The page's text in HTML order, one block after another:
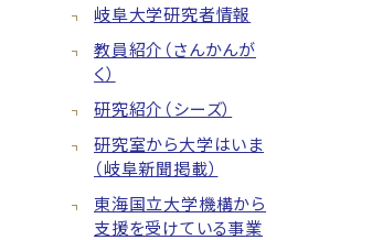
岐阜大学研究者情報
教員紹介（さんかんが
く）
研究紹介（シーズ）
研究室から大学はいま
（岐阜新聞掲載）
東海国立大学機構から
支援を受けている事業